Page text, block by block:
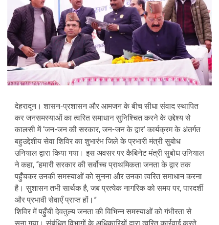
देहरादून। शासन-प्रशासन और आमजन के बीच सीधा संवाद स्थापित
कर जनसमस्याओं का त्वरित समाधान सुनिश्चित करने के उद्देश्य से
कालसी में ‘जन-जन की सरकार, जन-जन के द्वार’ कार्यक्रम के अंतर्गत
बहुउद्देशीय सेवा शिविर का शुभारंभ जिले के प्रभारी मंत्री सुबोध
उनियाल द्वारा किया गया। इस अवसर पर कैबिनेट मंत्री सुबोध उनियाल
ने कहा, “हमारी सरकार की सर्वोच्च प्राथमिकता जनता के द्वार तक
पहुँचकर उनकी समस्याओं को सुनना और उनका त्वरित समाधान करना
है। सुशासन तभी सार्थक है, जब प्रत्येक नागरिक को समय पर, पारदर्शी
और प्रभावी सेवाएँ प्राप्त हों।”
शिविर में पहुँची देवतुल्य जनता की विभिन्न समस्याओं को गंभीरता से
सुना गया। संबंधित विभागों के अधिकारियों द्वारा त्वरित कार्रवाई करते